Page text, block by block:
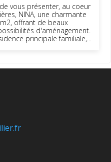
de vous présenter, au coeur
NINA, une charmante
offrant de beaux
d'aménagement.
principale familiale,...